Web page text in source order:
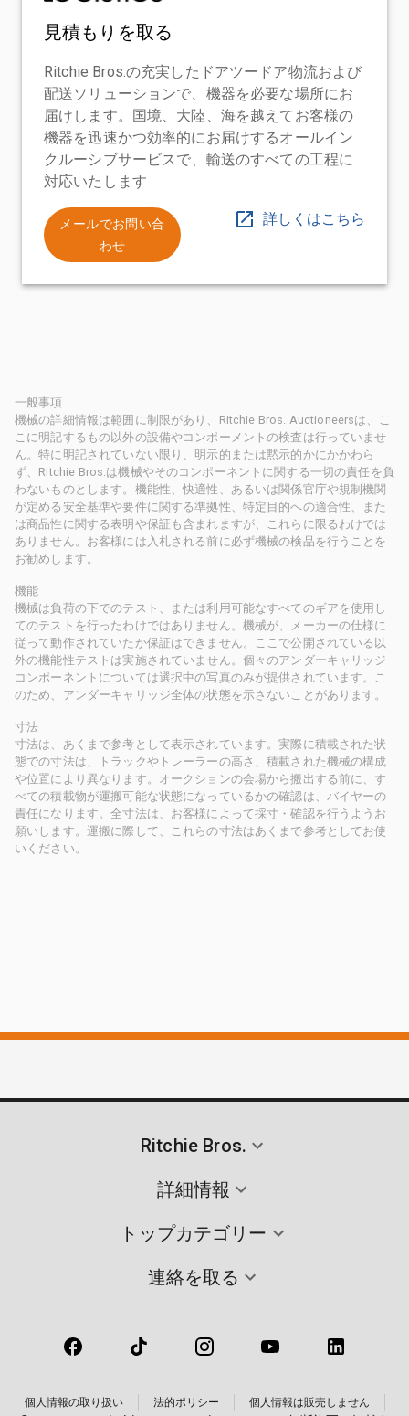
見積もりを取る
Ritchie Bros.の充実したドアツードア物流および
配送ソリューションで、機器を必要な場所にお
届けします。国境、大陸、海を越えてお客様の
機器を迅速かつ効率的にお届けするオールイン
クルーシブサービスで、輸送のすべての工程に
対応いたします
メールでお問い合
わせ
詳しくはこちら
一般事項
機械の詳細情報は範囲に制限があり、Ritchie Bros. Auctioneersは、こ
こに明記するもの以外の設備やコンポーメントの検査は行っていませ
ん。特に明記されていない限り、明示的または黙示的かにかかわら
ず、Ritchie Bros.は機械やそのコンポーネントに関する一切の責任を負
わないものとします。機能性、快適性、あるいは関係官庁や規制機関
が定める安全基準や要件に関する準拠性、特定目的への適合性、また
は商品性に関する表明や保証も含まれますが、これらに限るわけでは
ありません。お客様には入札される前に必ず機械の検品を行うことを
お勧めします。
機能
機械は負荷の下でのテスト、または利用可能なすべてのギアを使用し
てのテストを行ったわけではありません。機械が、メーカーの仕様に
従って動作されていたか保証はできません。ここで公開されている以
外の機能性テストは実施されていません。個々のアンダーキャリッジ
コンポーネントについては選択中の写真のみが提供されています。こ
のため、アンダーキャリッジ全体の状態を示さないことがあります。
寸法
寸法は、あくまで参考として表示されています。実際に積載された状
態での寸法は、トラックやトレーラーの高さ、積載された機械の構成
や位置により異なります。オークションの会場から搬出する前に、す
べての積載物が運搬可能な状態になっているかの確認は、バイヤーの
責任になります。全寸法は、お客様によって採寸・確認を行うようお
願いします。運搬に際して、これらの寸法はあくまで参考としてお使
いください。
Ritchie Bros.
詳細情報
トップカテゴリー
連絡を取る
個人情報の取り扱い 法的ポリシー 個人情報は販売しません